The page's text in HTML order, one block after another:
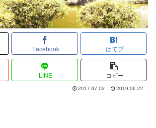
Facebook はてブ
LINE コピー
2017.07.02 2019.06.22